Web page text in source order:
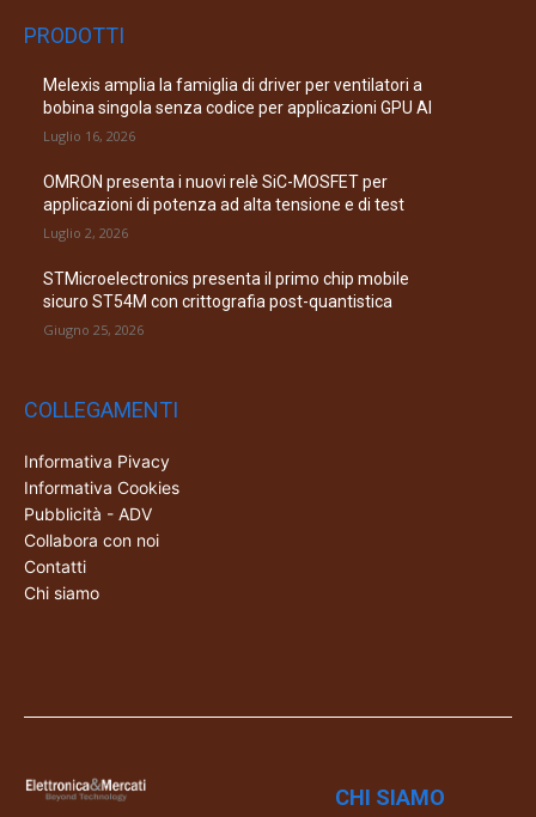
PRODOTTI
Melexis amplia la famiglia di driver per ventilatori a
bobina singola senza codice per applicazioni GPU AI
Luglio 16, 2026
OMRON presenta i nuovi relè SiC-MOSFET per
applicazioni di potenza ad alta tensione e di test
Luglio 2, 2026
STMicroelectronics presenta il primo chip mobile
sicuro ST54M con crittografia post-quantistica
Giugno 25, 2026
COLLEGAMENTI
Informativa Pivacy
Informativa Cookies
Pubblicità - ADV
Collabora con noi
Contatti
Chi siamo
CHI SIAMO